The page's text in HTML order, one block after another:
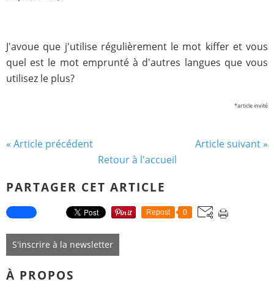
J'avoue que j'utilise régulièrement le mot kiffer et vous
quel est le mot emprunté à d'autres langues que vous
utilisez le plus?
*article invité
« Article précédent
Article suivant »
Retour à l'accueil
PARTAGER CET ARTICLE
Repost 0
S'inscrire à la newsletter
À PROPOS